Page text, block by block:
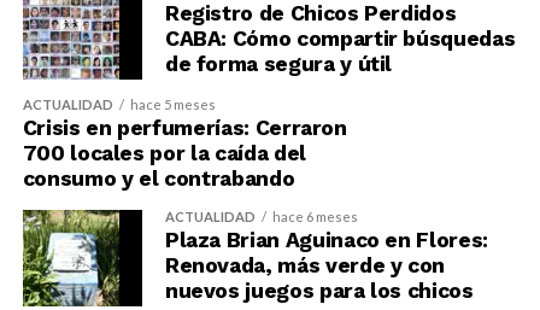
Registro de Chicos Perdidos
CABA: Cómo compartir búsquedas
de forma segura y útil
ACTUALIDAD hace 5 meses
Crisis en perfumerías: Cerraron
700 locales por la caída del
consumo y el contrabando
ACTUALIDAD hace 6 meses
Plaza Brian Aguinaco en Flores:
Renovada, más verde y con
nuevos juegos para los chicos